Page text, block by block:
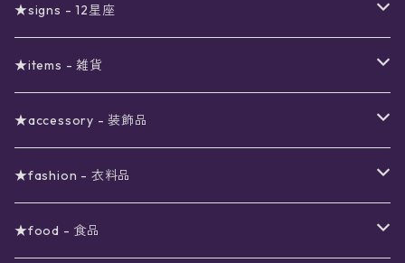
真夜中のSALE
予約限定SALE
〜1000円
〜2000円
〜3000円
〜4000円
〜5000円
12星座福袋
星の市福袋
★signs - 12星座
12星座ギフトセット
★items - 雑貨
ステーショナリー
ギフトボックス
ノート
メイクアップ
ネイルカラー
ポーチ
★accessory - 装飾品
ピアス
星
イヤリング
★fashion - 衣料品
ワンピース
★food - 食品